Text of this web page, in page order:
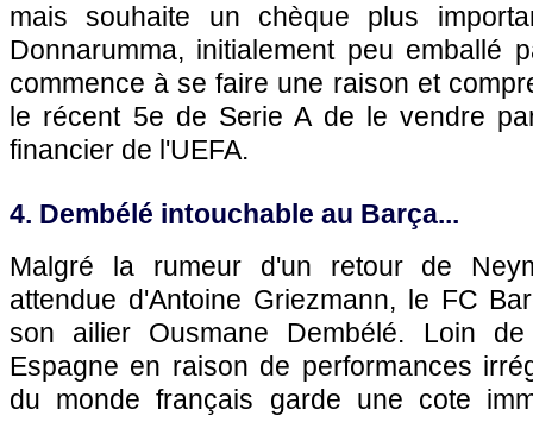
mais souhaite un chèque plus
Donnarumma, initialement peu emballé
commence à se faire une raison et
le récent 5e de Serie A de le vendre
financier de l'UEFA.
4. Dembélé intouchable au Barça...
Malgré la rumeur d'un retour de
attendue d'Antoine Griezmann, le FC
son ailier Ousmane Dembélé. Loin
Espagne en raison de performances
du monde français garde une cote